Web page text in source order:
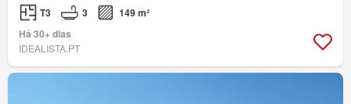
T3 3
149 m²
Há 30+ dias
IDEALISTA.PT